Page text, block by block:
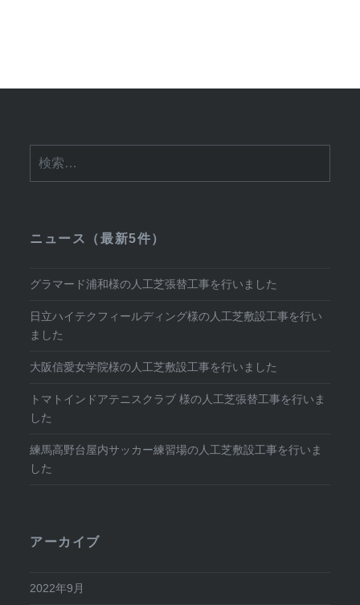
シ
索:
ニュース（最新5件）
グラマード浦和様の人工芝張替工事を行いました
日立ハイテクフィールディング様の人工芝敷設工事を行い
ました
大阪信愛女学院様の人工芝敷設工事を行いました
トマトインドアテニスクラブ 様の人工芝張替工事を行いま
した
練馬高野台屋内サッカー練習場の人工芝敷設工事を行いま
した
アーカイブ
2022年9月